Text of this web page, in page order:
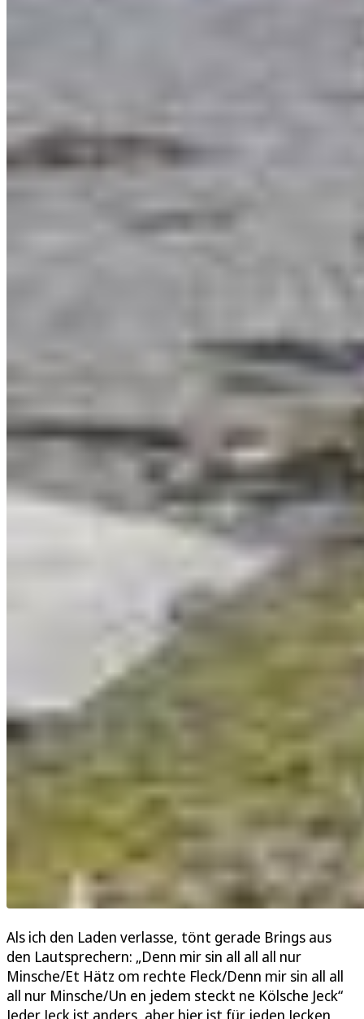
Als ich den Laden verlasse, tönt gerade Brings aus
den Lautsprechern: „Denn mir sin all all all nur
Minsche/Et Hätz om rechte Fleck/Denn mir sin all all
all nur Minsche/Un en jedem steckt ne Kölsche Jeck“